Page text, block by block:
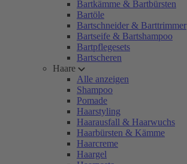
Bartkämme & Bartbürsten
Bartöle
Bartschneider & Barttrimmer
Bartseife & Bartshampoo
Bartpflegesets
Bartscheren
Haare
Alle anzeigen
Shampoo
Pomade
Haarstyling
Haarausfall & Haarwuchs
Haarbürsten & Kämme
Haarcreme
Haargel